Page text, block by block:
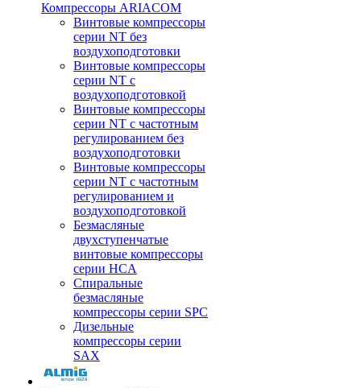
Компрессоры ARIACOM
Винтовые компрессоры
серии NT без
воздухоподготовки
Винтовые компрессоры
серии NT c
воздухоподготовкой
Винтовые компрессоры
серии NT с частотным
регулированием без
воздухоподготовки
Винтовые компрессоры
серии NT с частотным
регулированием и
воздухоподготовкой
Безмасляные
двухступенчатые
винтовые компрессоры
серии HCA
Спиральные
безмасляные
компрессоры серии SPC
Дизельные
компрессоры серии
SAX